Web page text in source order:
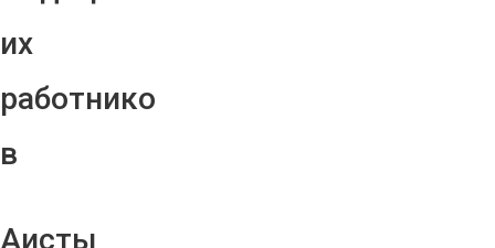
их
работнико
в
Аисты